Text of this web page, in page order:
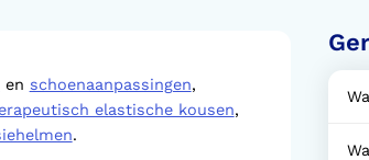
en schoenaanpassingen,
elastische kousen,
.